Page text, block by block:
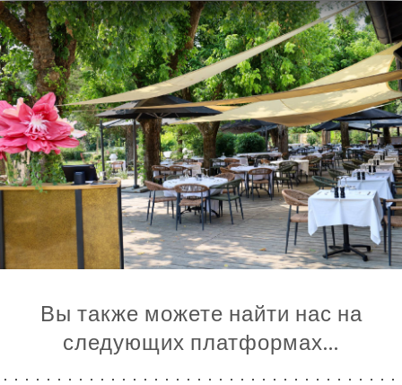
Вы также можете найти нас на
следующих платформах…